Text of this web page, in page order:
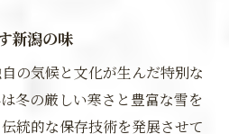
新潟の味
の気候と文化が生んだ特別な
冬の厳しい寒さと豊富な雪を
統的な保存技術を発展させて